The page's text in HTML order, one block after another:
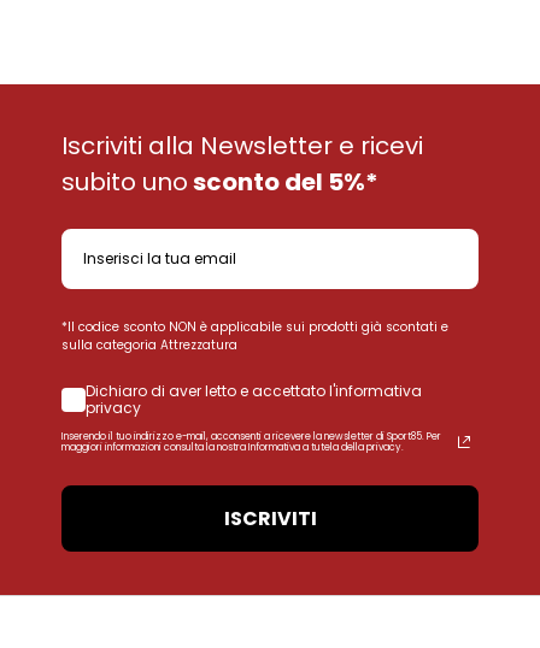
Iscriviti alla Newsletter e ricevi
subito unosconto del 5%*
*Il codice sconto NON è applicabile sui prodotti già scontati e
sulla categoria Attrezzatura
Dichiaro di aver letto e accettato l'informativa
privacy
Inserendo il tuo indirizzo e-mail, acconsenti a ricevere la newsletter di Sport85. Per
maggiori informazioni consulta la nostra Informativa a tutela della privacy.
ISCRIVITI